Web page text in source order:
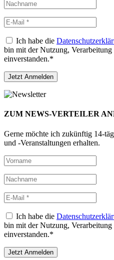
Ich habe die
bin mit der Nutzung,
einverstanden.*
ZUM NEWS-VERTEILER
Gerne möchte ich zukünftig 14-
und -Veranstaltungen erhalten.
Ich habe die
bin mit der Nutzung,
einverstanden.*